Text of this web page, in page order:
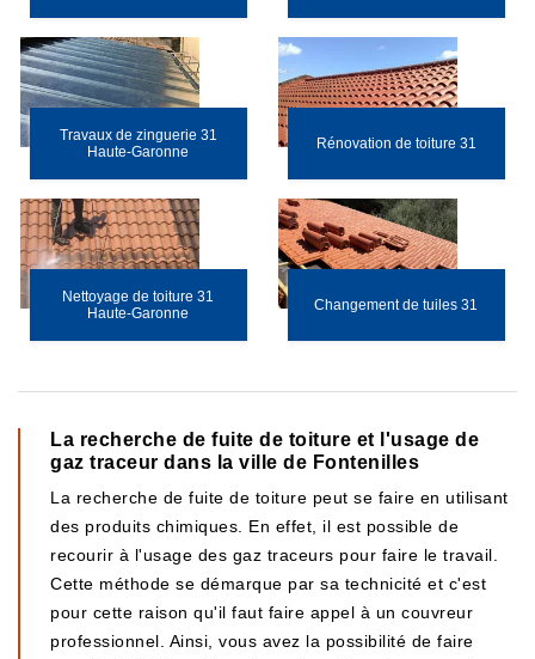
Travaux de zinguerie 31
Haute-Garonne
Rénovation de toiture 31
Nettoyage de toiture 31
Haute-Garonne
Changement de tuiles 31
La recherche de fuite de toiture et l'usage de
gaz traceur dans la ville de Fontenilles
La recherche de fuite de toiture peut se faire en utilisant
des produits chimiques. En effet, il est possible de
recourir à l'usage des gaz traceurs pour faire le travail.
Cette méthode se démarque par sa technicité et c'est
pour cette raison qu'il faut faire appel à un couvreur
professionnel. Ainsi, vous avez la possibilité de faire